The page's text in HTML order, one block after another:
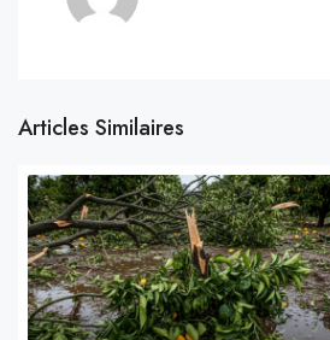
Articles Similaires